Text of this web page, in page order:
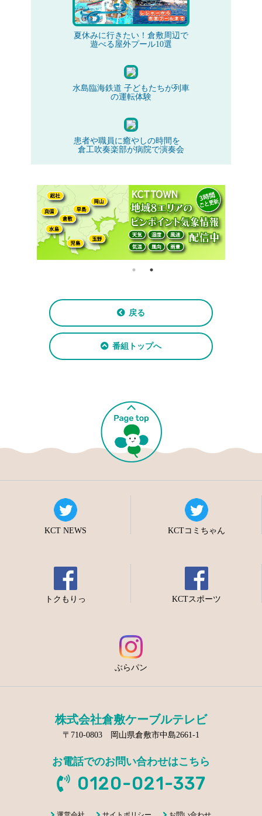
夏休みに行きたい！倉敷周辺で
遊べる屋外プール10選
水島臨海鉄道 子どもたちが列車
の運転体験
患者や職員に癒やしの時間を
倉工吹奏楽部が病院で演奏会
戻る
番組トップへ
KCT NEWS KCTコミちゃん
トクもりっ KCTスポーツ
ぶらパン
株式会社倉敷ケーブルテレビ
〒710-0803 岡山県倉敷市中島2661-1
お電話でのお問い合わせはこちら
0120-021-337